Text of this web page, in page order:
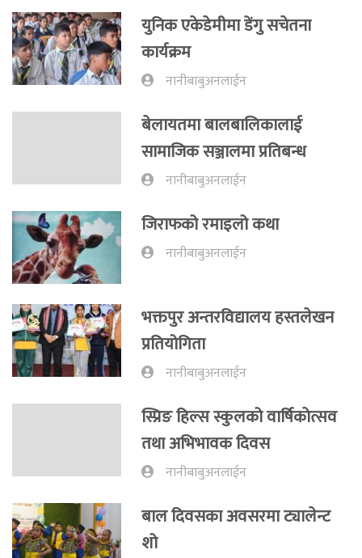
युनिक एकेडेमीमा डेंगु सचेतना
कार्यक्रम
नानीबाबुअनलाईन
बेलायतमा बालबालिकालाई
सामाजिक सञ्जालमा प्रतिबन्ध
नानीबाबुअनलाईन
जिराफको रमाइलो कथा
नानीबाबुअनलाईन
भक्तपुर अन्तरविद्यालय हस्तलेखन
प्रतियोगिता
नानीबाबुअनलाईन
स्प्रिङ हिल्स स्कुलको वार्षिकाेत्सव
तथा अभिभावक दिवस
नानीबाबुअनलाईन
बाल दिवसका अवसरमा ट्यालेन्ट
शो